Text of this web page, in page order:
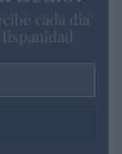
cada dia